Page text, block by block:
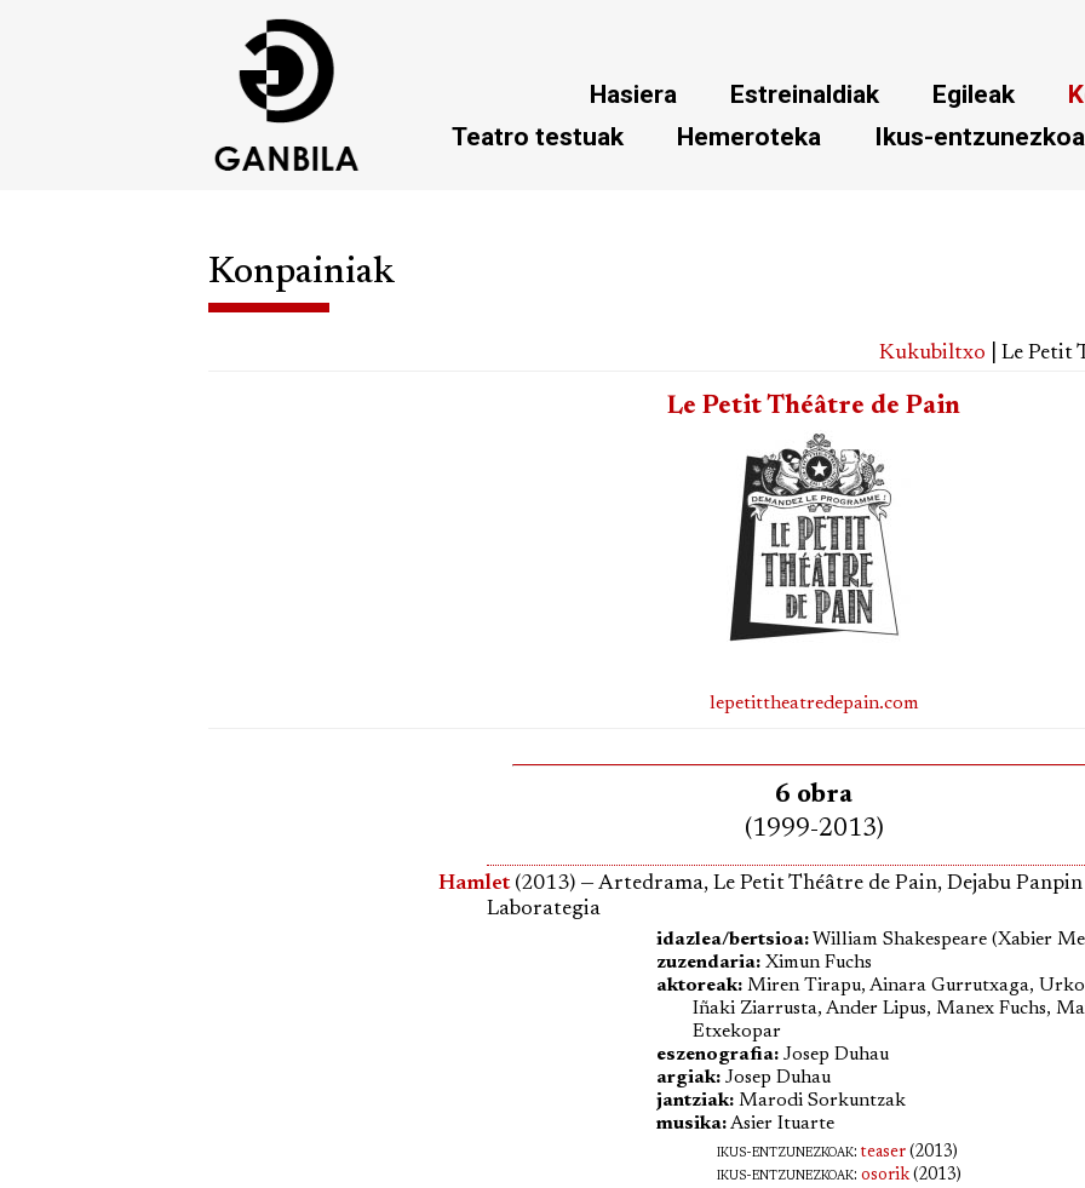
Hasiera Estreinaldiak Egileak
Teatro testuak
Hemeroteka Ikus-
Konpainiak
Kukubiltxo | Le Petit
Le Petit Théâtre de Pain
lepetittheatredepain.com
6 obra
(1999-2013)
Hamlet(2013) — Artedrama, Le Petit Théâtre de Pain, Dejabu Panpin
Laborategia
idazlea/bertsioa: William Shakespeare (Xabier
zuzendaria: Ximun Fuchs
aktoreak: Miren Tirapu, Ainara Gurrutxaga, Urko
Iñaki Ziarrusta, Ander Lipus, Manex Fuchs,
Etxekopar
eszenografia: Josep Duhau
argiak: Josep Duhau
jantziak: Marodi Sorkuntzak
musika:Asier Ituarte
ikus-entzunezkoak: teaser (2013)
ikus-entzunezkoak: osorik(2013)